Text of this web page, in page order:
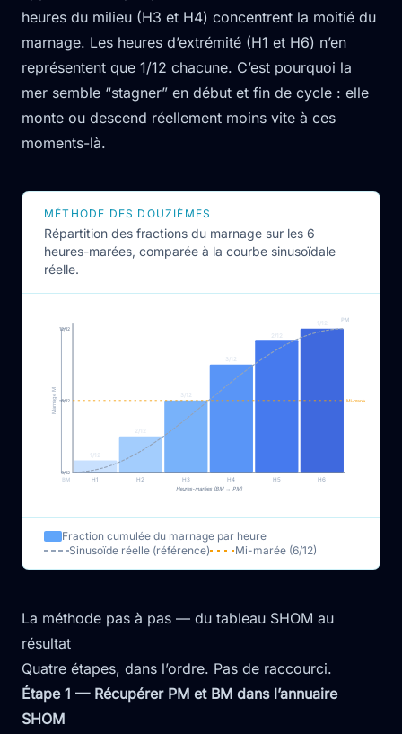
heures du milieu (H3 et H4) concentrent la moitié du
marnage. Les heures d’extrémité (H1 et H6) n’en
représentent que 1/12 chacune. C’est pourquoi la
mer semble “stagner” en début et fin de cycle : elle
monte ou descend réellement moins vite à ces
moments-là.
MÉTHODE DES DOUZIÈMES
Répartition des fractions du marnage sur les 6
heures-marées, comparée à la courbe sinusoïdale
réelle.
1/12
H1
2/12
H2
3/12
H3
3/12
H4
2/12
H5
1/12
H6
Mi-marée (6/12)
BM
PM
Marnage M
12/12
6/12
0/12
Heures-marées (BM → PM)
Fraction cumulée du marnage par heure
Sinusoïde réelle (référence)
Mi-marée (6/12)
La méthode pas à pas — du tableau SHOM au
résultat
Quatre étapes, dans l’ordre. Pas de raccourci.
Étape 1 — Récupérer PM et BM dans l’annuaire
SHOM